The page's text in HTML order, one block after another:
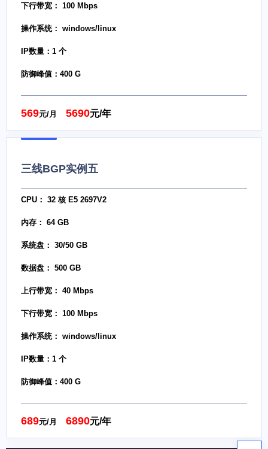
下行带宽： 100 Mbps
操作系统： windows/linux
IP数量：1 个
防御峰值：400 G
569元/月 5690元/年
三线BGP实例五
CPU： 32 核 E5 2697V2
内存： 64 GB
系统盘： 30/50 GB
数据盘： 500 GB
上行带宽： 40 Mbps
下行带宽： 100 Mbps
操作系统： windows/linux
IP数量：1 个
防御峰值：400 G
689元/月 6890元/年